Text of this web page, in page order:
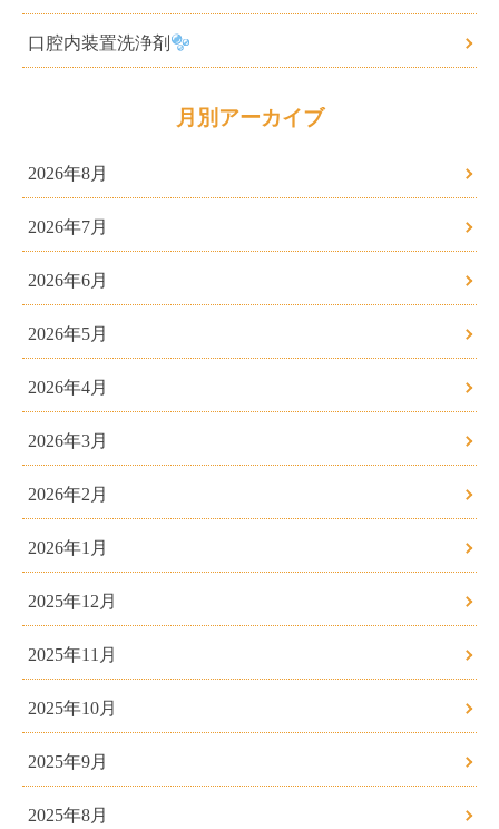
口腔内装置洗浄剤
月別アーカイブ
2026年8月
2026年7月
2026年6月
2026年5月
2026年4月
2026年3月
2026年2月
2026年1月
2025年12月
2025年11月
2025年10月
2025年9月
2025年8月